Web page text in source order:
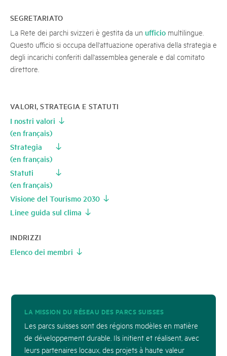
SEGRETARIATO
La Rete dei parchi svizzeri è gestita da un ufficio multilingue.
Questo ufficio si occupa dell'attuazione operativa della strategia e
degli incarichi conferiti dall'assemblea generale e dal comitato
direttore.
VALORI, STRATEGIA E STATUTI
I nostri valori
(en français)
Strategia
(en français)
Statuti
(en français)
Visione del Tourismo 2030
Linee guida sul clima
INDRIZZI
Elenco dei membri
LA MISSION DU RÉSEAU DES PARCS SUISSES
Les parcs suisses sont des régions modèles en matière
de développement durable. Ils initient et réalisent, avec
leurs partenaires locaux, des projets à haute valeur